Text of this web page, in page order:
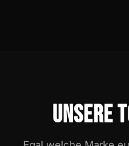
UNSERE